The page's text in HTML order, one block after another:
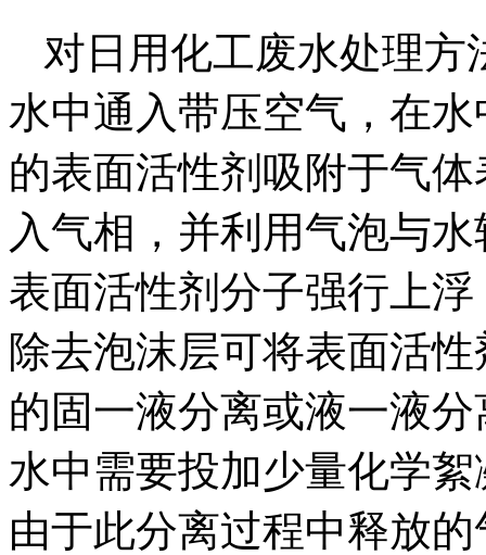
对日用化工废水处理
水中通入带压空气，在
的表面活性剂吸附于气
入气相，并利用气泡与
表面活性剂分子强行上
除去泡沫层可将表面活
的固一液分离或液一液
水中需要投加少量化学
由于此分离过程中释放